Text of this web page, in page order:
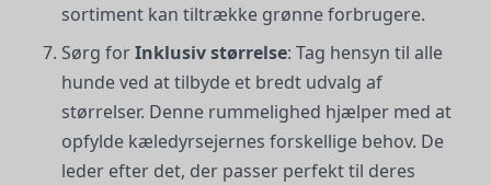
sortiment kan tiltrække grønne forbrugere.
Sørg forInklusiv størrelse: Tag hensyn til alle
hunde ved at tilbyde et bredt udvalg af
størrelser. Denne rummelighed hjælper med at
opfylde kæledyrsejernes forskellige behov. De
leder efter det, der passer perfekt til deres